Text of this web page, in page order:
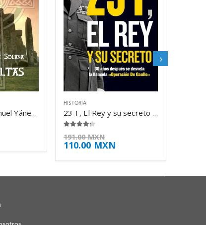
Los celtas – Manuel Yáñez Solana
HISTORIA
23-F, El Rey y su secreto – Jesús Palacios
191.00MXN
110.00 MXN